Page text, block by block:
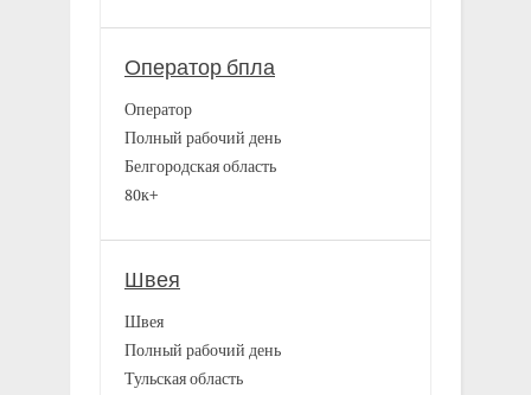
Оператор бпла
Оператор
Полный рабочий день
Белгородская область
80к+
Швея
Швея
Полный рабочий день
Тульская область